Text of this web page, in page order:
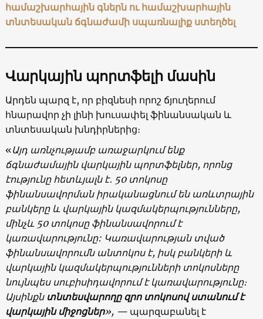
համաշխարհային գներն ու համաշխարհային
տնտեսական ճգնաժամի սպառնալիք ստեղծել
Վարկային պորտֆելի մասին
Արդեն պարզ է, որ բիզնեսի որոշ ճյուղերում
հնարավոր չի լինի խուսափել ֆինանսական և
տնտեսական խնդիրներից։
«Այդ առնչությամբ առաջարկում ենք
ճգնաժամային վարկային պորտֆելներ, որոնց
էությունը հետևյալն է․ 50 տոկոսը
ֆինանսավորման իրականացնում են առևտրային
բանկերը և վարկային կազմակերպությունները,
մինչև 50 տոկոսը ֆինանսավորում է
կառավարությունը: Կառավարության տված
ֆինանսավորումն անտոկոս է, իսկ բանկերի և
վարկային կազմակերպությունների տոկոսները
նույնպես սուբիսիդավորում է կառավարությունը։
Այսինքն տնտեսվարողը զրո տոկոսով ստանում է
վարկային միջոցներ», —պարզաբանել է